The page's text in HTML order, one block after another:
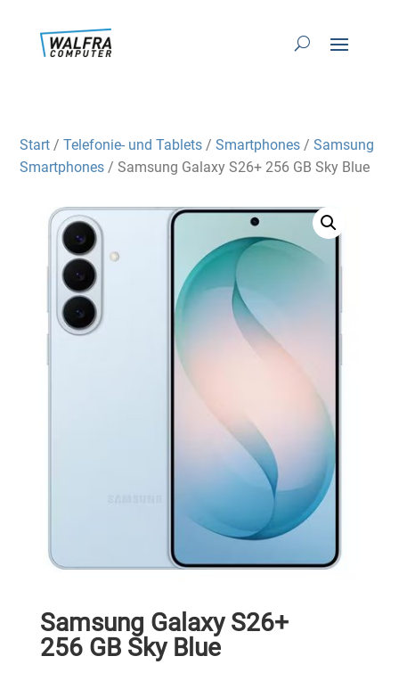
Start /Telefonie- und Tablets /Smartphones /Samsung
Smartphones / Samsung Galaxy S26+ 256 GB Sky Blue
Samsung Galaxy S26+
256 GB Sky Blue